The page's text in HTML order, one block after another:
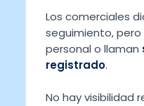
Los comerciales
seguimiento, pero
personal o llaman
registrado.
No hay visibilidad